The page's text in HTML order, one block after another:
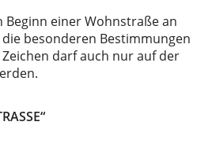
Beginn einer Wohnstraße an
besonderen Bestimmungen
Zeichen darf auch nur auf der